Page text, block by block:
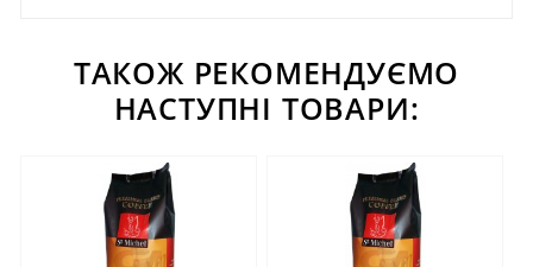
ТАКОЖ РЕКОМЕНДУЄМО
НАСТУПНІ ТОВАРИ: